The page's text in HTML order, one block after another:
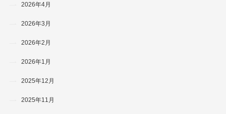
2026年4月
2026年3月
2026年2月
2026年1月
2025年12月
2025年11月